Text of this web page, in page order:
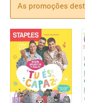
As promoções